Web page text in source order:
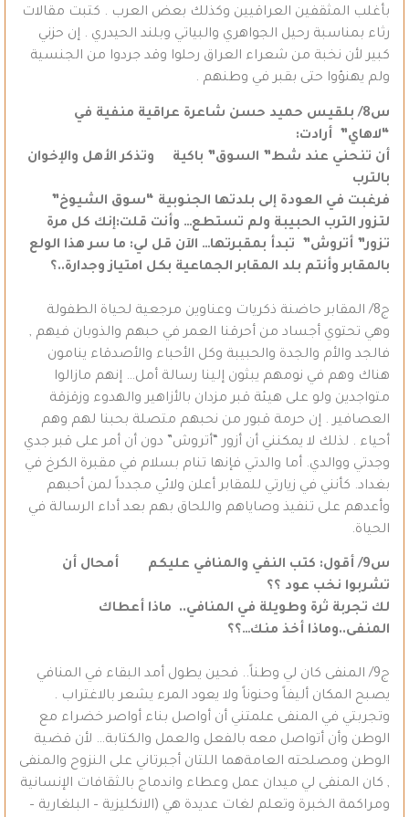
بأغلب المثقفين العراقيين وكذلك بعض العرب . كتبت مقالات
رثاء بمناسبة رحيل الجواهري والبياتي وبلند الحيدري . إن حزني
كبير لأن نخبة من شعراء العراق رحلوا وقد جردوا من الجنسية
ولم يهنؤوا حتى بقبر في وطنهم .
س8/ بلقيس حميد حسن شاعرة عراقية منفية في
“لاهاي” أرادت:
أن تنحني عند شط” السوق” باكية وتذكر الأهل والإخوان
بالترب
فرغبت في العودة إلى بلدتها الجنوبية “سوق الشيوخ”
لتزور الترب الحبيبة ولم تستطع… وأنت قلت:إنك كل مرة
تزور” أتروش” تبدأ بمقبرتها… الآن قل لي: ما سر هذا الولع
بالمقابر وأنتم بلد المقابر الجماعية بكل امتياز وجدارة..؟
ج8/ المقابر حاضنة ذكريات وعناوين مرجعية لحياة الطفولة
وهي تحتوي أجساد من أحرقنا العمر في حبهم والذوبان فيهم ,
فالجد والأم والجدة والحبيبة وكل الأحباء والأصدقاء ينامون
هناك وهم في نومهم يبثون إلينا رسالة أمل… إنهم مازالوا
متواجدين ولو على هيئة قبر مزدان بالأزاهير والهدوء وزقزقة
العصافير . إن حرمة قبور من نحبهم متصلة بحبنا لهم وهم
أحياء . لذلك لا يمكنني أن أزور “أتروش” دون أن أمر على قبر جدي
وجدتي ووالدي. أما والدتي فإنها تنام بسلام في مقبرة الكرخ في
بغداد. كأنني في زيارتي للمقابر أعلن ولائي مجدداً لمن أحبهم
وأعدهم على تنفيذ وصاياهم واللحاق بهم بعد أداء الرسالة في
الحياة.
س9/ أقول: كتب النفي والمنافي عليكم أمحال أن
تشربوا نخب عود ؟؟
لك تجربة ثرة وطويلة في المنافي.. ماذا أعطاك
المنفى..وماذا أخذ منك…؟؟
ج9/ المنفى كان لي وطناً.. فحين يطول أمد البقاء في المنافي
يصبح المكان أليفاً وحنوناً ولا يعود المرء يشعر بالاغتراب .
وتجربتي في المنفى علمتني أن أواصل بناء أواصر خضراء مع
الوطن وأن أتواصل معه بالفعل والعمل والكتابة… لأن قضية
الوطن ومصلحته العامةهما اللتان أجبرتاني على النزوح والمنفى
, كان المنفى لي ميدان عمل وعطاء واندماج بالثقافات الإنسانية
ومراكمة الخبرة وتعلم لغات عديدة هي (الانكليزية – البلغارية –